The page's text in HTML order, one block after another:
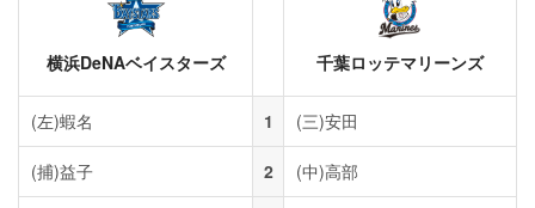
横浜DeNAベイスターズ 千葉ロッテマリーンズ
(左)蝦名 1 (三)安田
(捕)益子 2 (中)高部